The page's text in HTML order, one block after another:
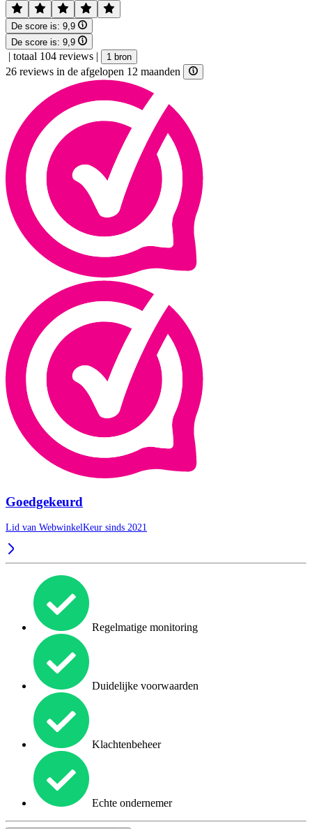
De score is: 9,9
De score is: 9,9
| totaal 104 reviews | 1 bron
26 reviews in de afgelopen 12 maanden
Goedgekeurd
Lid van WebwinkelKeur sinds 2021
Regelmatige monitoring
Duidelijke voorwaarden
Klachtenbeheer
Echte ondernemer